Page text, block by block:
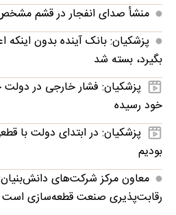
منشأ صدای انفجار در قشم
پزشکیان: بانک آینده بدون
بگیرد، بسته شد
پزشکیان: فشار خارجی در
خود رسیده
پزشکیان: در ابتدای دولت با
بودیم
معاون مرکز شرکت‌های
رقابت‌پذیری صنعت قطعه‌سازی است